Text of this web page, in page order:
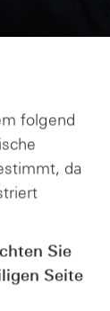
folgend
da
Sie
Seite